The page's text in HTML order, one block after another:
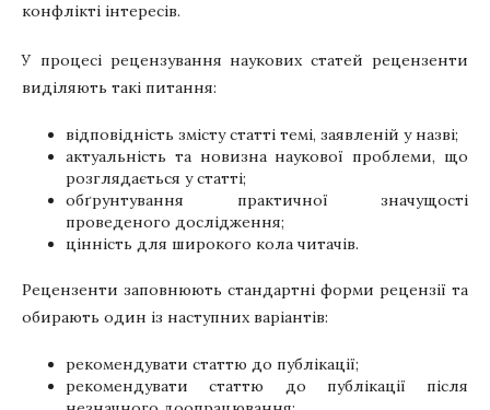
конфлікті інтересів.
У процесі рецензування наукових статей рецензенти
виділяють такі питання:
відповідність змісту статті темі, заявленій у назві;
актуальність та новизна наукової проблеми, що
розглядається у статті;
обґрунтування практичної значущості
проведеного дослідження;
цінність для широкого кола читачів.
Рецензенти заповнюють стандартні форми рецензії та
обирають один із наступних варіантів:
рекомендувати статтю до публікації;
рекомендувати статтю до публікації після